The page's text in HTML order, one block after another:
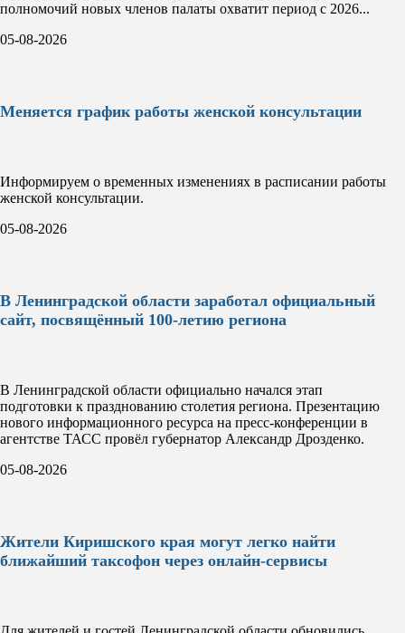
полномочий новых членов палаты охватит период с 2026...
05-08-2026
Меняется график работы женской консультации
Информируем о временных изменениях в расписании работы
женской консультации.
05-08-2026
В Ленинградской области заработал официальный
сайт, посвящённый 100-летию региона
В Ленинградской области официально начался этап
подготовки к празднованию столетия региона. Презентацию
нового информационного ресурса на пресс-конференции в
агентстве ТАСС провёл губернатор Александр Дрозденко.
05-08-2026
Жители Киришского края могут легко найти
ближайший таксофон через онлайн-сервисы